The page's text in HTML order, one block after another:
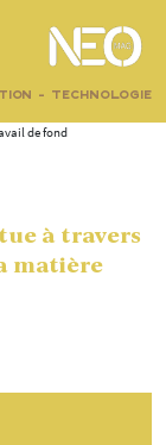
- TECHNOLOGIE
de fond
à travers
matière